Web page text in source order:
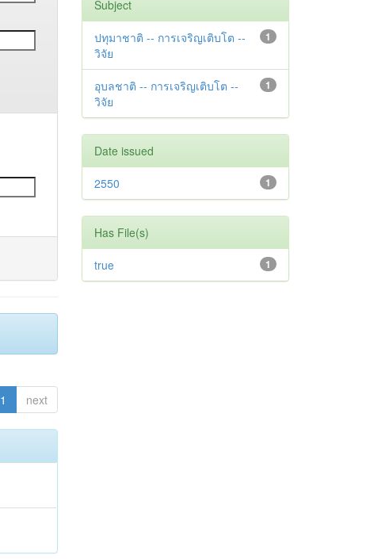
1 next
Subject
1
ปทุมาชาติ -- การเจริญเติบโต --
วิจัย
1
อุบลชาติ -- การเจริญเติบโต --
วิจัย
Date issued
1
2550
Has File(s)
1
true